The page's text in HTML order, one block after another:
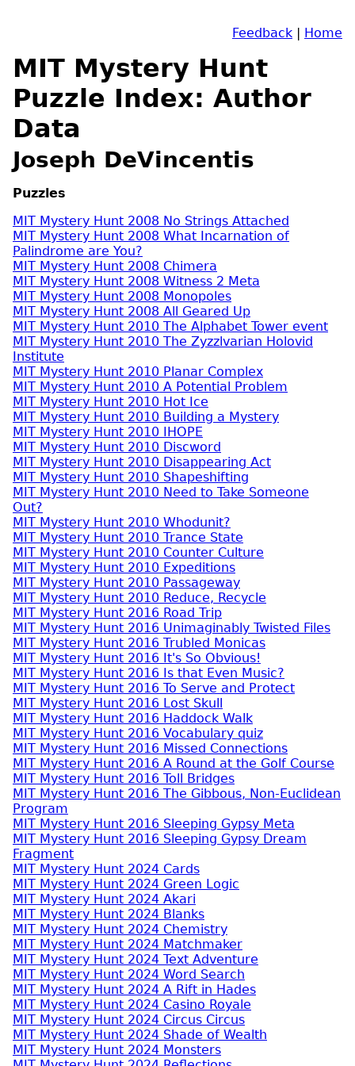
Feedback | Home
MIT Mystery Hunt
Puzzle Index: Author
Data
Joseph DeVincentis
Puzzles
MIT Mystery Hunt 2008 No Strings Attached
MIT Mystery Hunt 2008 What Incarnation of
Palindrome are You?
MIT Mystery Hunt 2008 Chimera
MIT Mystery Hunt 2008 Witness 2 Meta
MIT Mystery Hunt 2008 Monopoles
MIT Mystery Hunt 2008 All Geared Up
MIT Mystery Hunt 2010 The Alphabet Tower event
MIT Mystery Hunt 2010 The Zyzzlvarian Holovid
Institute
MIT Mystery Hunt 2010 Planar Complex
MIT Mystery Hunt 2010 A Potential Problem
MIT Mystery Hunt 2010 Hot Ice
MIT Mystery Hunt 2010 Building a Mystery
MIT Mystery Hunt 2010 IHOPE
MIT Mystery Hunt 2010 Discword
MIT Mystery Hunt 2010 Disappearing Act
MIT Mystery Hunt 2010 Shapeshifting
MIT Mystery Hunt 2010 Need to Take Someone
Out?
MIT Mystery Hunt 2010 Whodunit?
MIT Mystery Hunt 2010 Trance State
MIT Mystery Hunt 2010 Counter Culture
MIT Mystery Hunt 2010 Expeditions
MIT Mystery Hunt 2010 Passageway
MIT Mystery Hunt 2010 Reduce, Recycle
MIT Mystery Hunt 2016 Road Trip
MIT Mystery Hunt 2016 Unimaginably Twisted Files
MIT Mystery Hunt 2016 Trubled Monicas
MIT Mystery Hunt 2016 It's So Obvious!
MIT Mystery Hunt 2016 Is that Even Music?
MIT Mystery Hunt 2016 To Serve and Protect
MIT Mystery Hunt 2016 Lost Skull
MIT Mystery Hunt 2016 Haddock Walk
MIT Mystery Hunt 2016 Vocabulary quiz
MIT Mystery Hunt 2016 Missed Connections
MIT Mystery Hunt 2016 A Round at the Golf Course
MIT Mystery Hunt 2016 Toll Bridges
MIT Mystery Hunt 2016 The Gibbous, Non-Euclidean
Program
MIT Mystery Hunt 2016 Sleeping Gypsy Meta
MIT Mystery Hunt 2016 Sleeping Gypsy Dream
Fragment
MIT Mystery Hunt 2024 Cards
MIT Mystery Hunt 2024 Green Logic
MIT Mystery Hunt 2024 Akari
MIT Mystery Hunt 2024 Blanks
MIT Mystery Hunt 2024 Chemistry
MIT Mystery Hunt 2024 Matchmaker
MIT Mystery Hunt 2024 Text Adventure
MIT Mystery Hunt 2024 Word Search
MIT Mystery Hunt 2024 A Rift in Hades
MIT Mystery Hunt 2024 Casino Royale
MIT Mystery Hunt 2024 Circus Circus
MIT Mystery Hunt 2024 Shade of Wealth
MIT Mystery Hunt 2024 Monsters